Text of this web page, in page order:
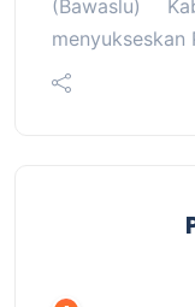
(Bawaslu)
menyukseskan